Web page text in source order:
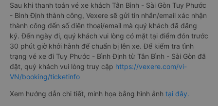
Sau khi thanh toán vé xe khách Tân Bình - Sài Gòn Tuy Phước
- Bình Định thành công, Vexere sẽ gửi tin nhắn/email xác nhận
thành công đến số điện thoại/email mà quý khách đã đăng
ký. Đến ngày đi, quý khách vui lòng có mặt tại điểm đón trước
30 phút giờ khởi hành để chuẩn bị lên xe. Để kiểm tra tình
trạng vé xe đi Tuy Phước - Bình Định từ Tân Bình - Sài Gòn đã
đặt, quý khách vui lòng truy cập https://vexere.com/vi-
VN/booking/ticketinfo
Xem hướng dẫn chi tiết, minh họa bằng hình ảnh tại đây.